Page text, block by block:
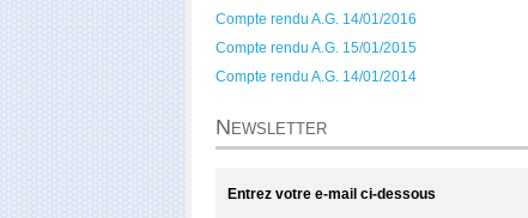
Compte rendu A.G. 14/01/2016
Compte rendu A.G. 15/01/2015
Compte rendu A.G. 14/01/2014
Newsletter
Entrez votre e-mail ci-dessous